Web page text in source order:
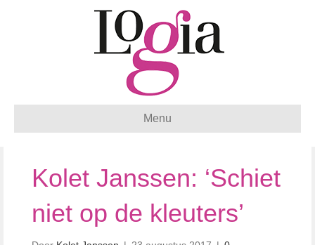
Menu
Kolet Janssen: ‘Schiet
niet op de kleuters’